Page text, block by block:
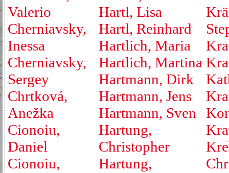
Valerio
Cherniavsky,
Inessa
Cherniavsky,
Sergey
Chrtková,
Anežka
Cionoiu,
Daniel
Cionoiu,
Hartl, Lisa
Hartl, Reinhard
Hartlich, Maria
Hartlich, Martina
Hartmann, Dirk
Hartmann, Jens
Hartmann, Sven
Hartung,
Christopher
Hartung,